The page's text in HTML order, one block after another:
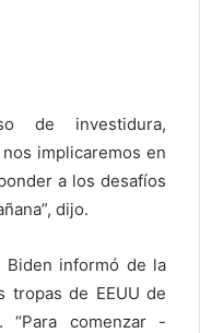
de investidura,
implicaremos en
a los desafíos
dijo.
Biden informó de la
tropas de EEUU de
“Para comenzar -